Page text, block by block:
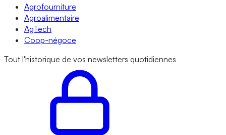
Agrofourniture
Agroalimentaire
AgTech
Coop-négoce
Tout l'historique de vos newsletters quotidiennes